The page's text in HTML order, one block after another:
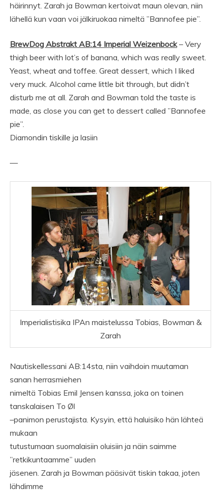
häirinnyt. Zarah ja Bowman kertoivat maun olevan, niin
lähellä kun vaan voi jälkiruokaa nimeltä ”Bannofee pie”.
BrewDog Abstrakt AB:14 Imperial Weizenbock– Very
thigh beer with lot’s of banana, which was really sweet.
Yeast, wheat and toffee. Great dessert, which I liked
very muck. Alcohol came little bit through, but didn’t
disturb me at all. Zarah and Bowman told the taste is
made, as close you can get to dessert called ”Bannofee
pie”.
Diamondin tiskille ja lasiin
—
Imperialistisika IPAn maistelussa Tobias, Bowman &
Zarah
Nautiskellessani AB:14sta, niin vaihdoin muutaman
sanan herrasmiehen
nimeltä Tobias Emil Jensen kanssa, joka on toinen
tanskalaisen To Øl
–panimon perustajista. Kysyin, että haluisiko hän lähteä
mukaan
tutustumaan suomalaisiin oluisiin ja näin saimme
”retkikuntaamme” uuden
jäsenen. Zarah ja Bowman pääsivät tiskin takaa, joten
lähdimme